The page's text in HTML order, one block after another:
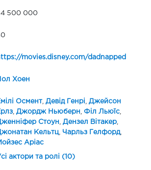
500 000
movies.disney.com/dadnapped
Хоен
Осмент, Девід Генрі
Джейсон
, Джордж Ньюберн Філ Льюїс,
Стоун
Дензел Вітакер,
Кельтц, Чарльз Гелфорд,
Аріас
актори та ролі (10)